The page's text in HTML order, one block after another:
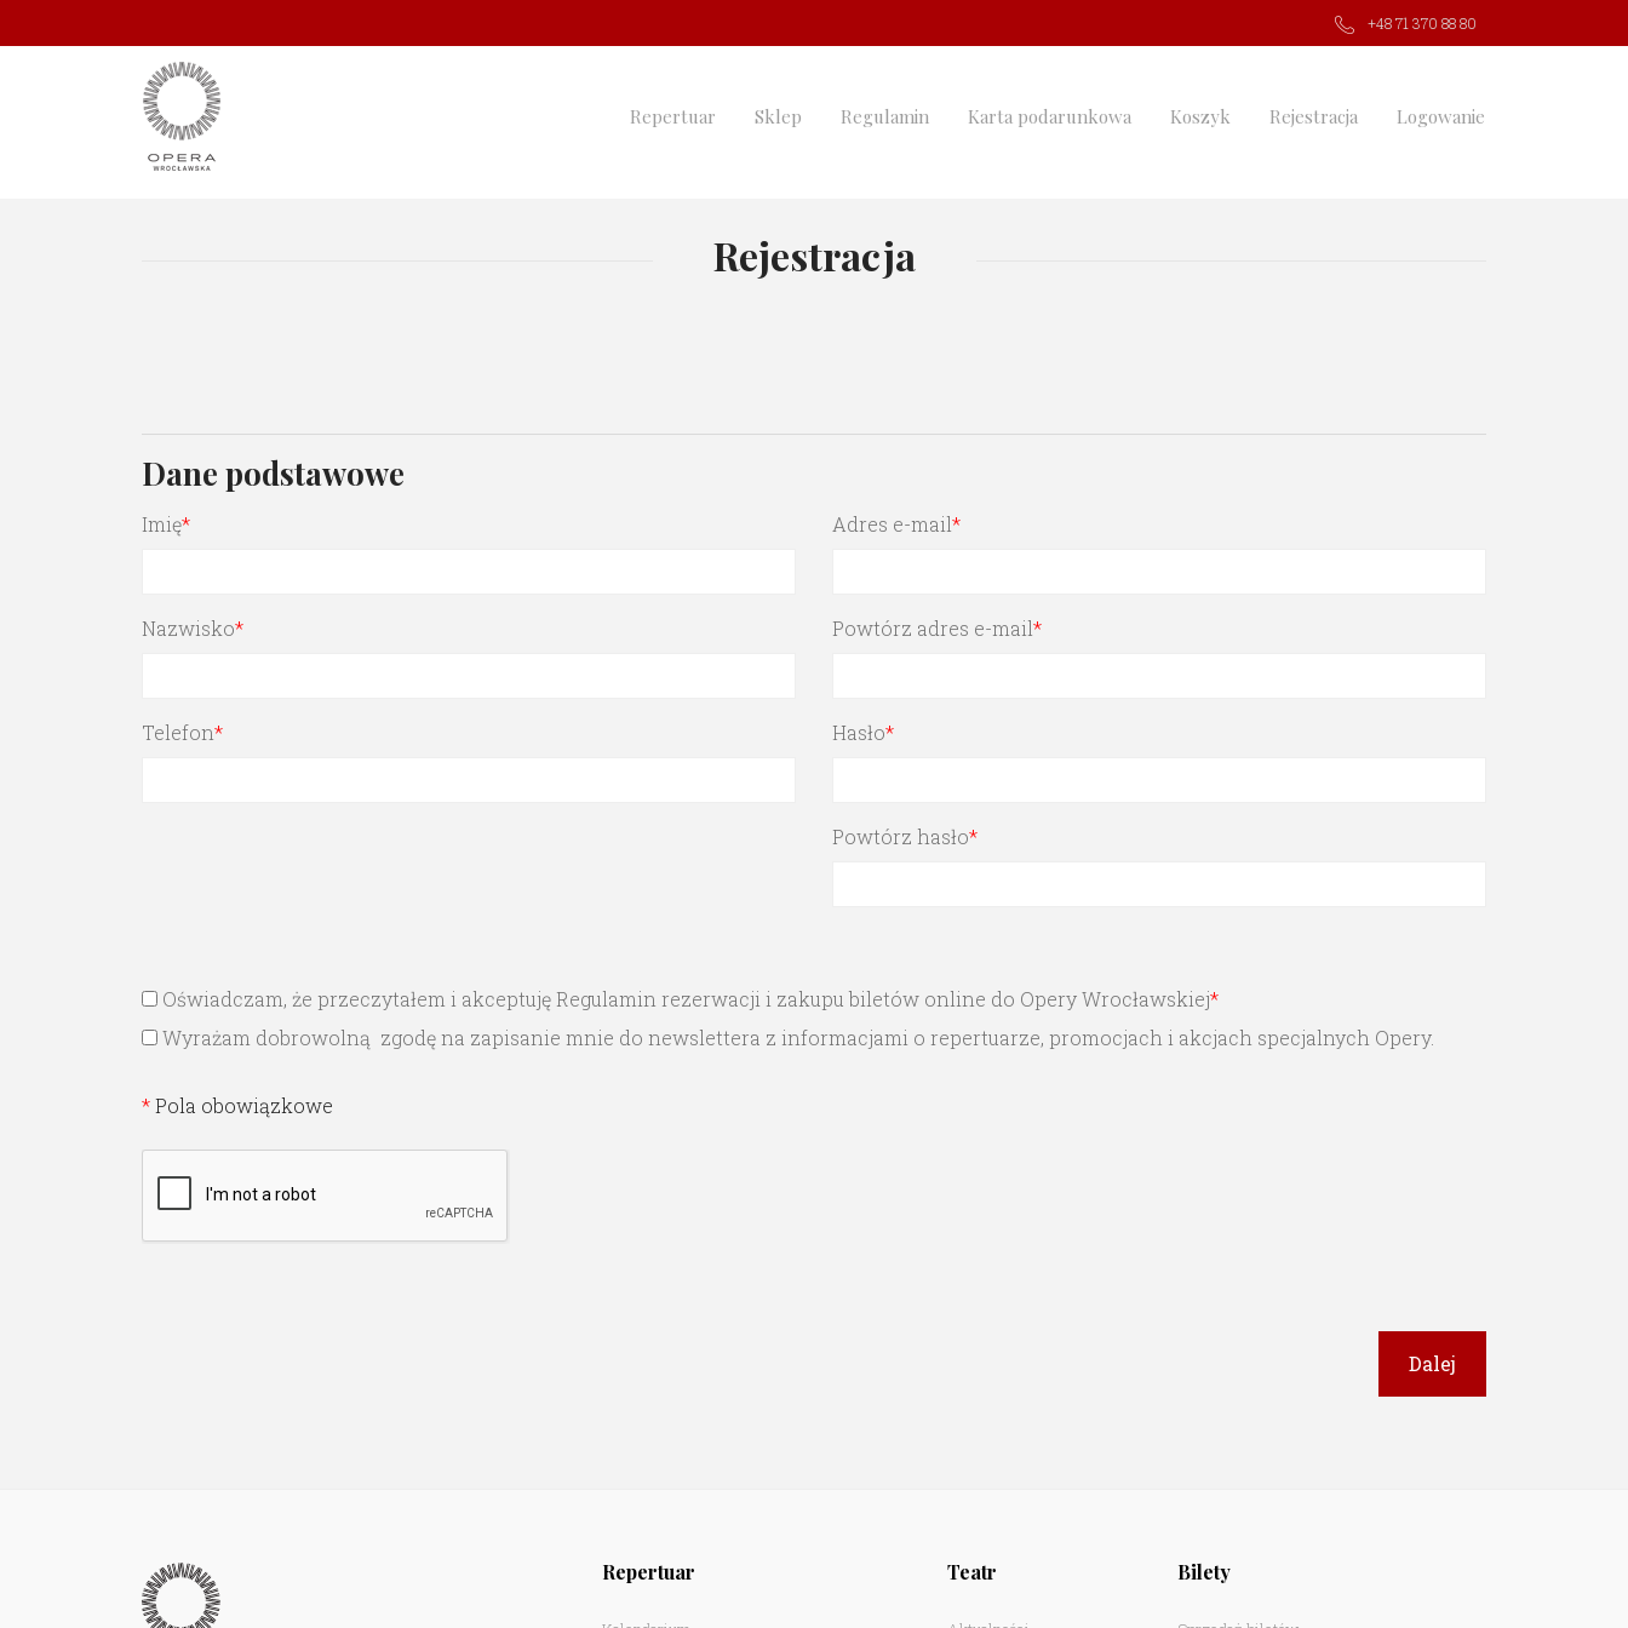
+48 71 370 88 80
Repertuar Sklep Regulamin Karta podarunkowa Koszyk Rejestracja Logowanie
Rejestracja
Dane podstawowe
Imię*
Nazwisko*
Telefon*
Adres e-mail*
Powtórz adres e-mail*
Hasło*
Powtórz hasło*
Oświadczam, że przeczytałem i akceptuję Regulamin rezerwacji i zakupu biletów online do Opery Wrocławskiej*
Wyrażam dobrowolną zgodę na zapisanie mnie do newslettera z informacjami o repertuarze, promocjach i akcjach specjalnych Opery.
*Pola obowiązkowe
Repertuar Teatr Bilety